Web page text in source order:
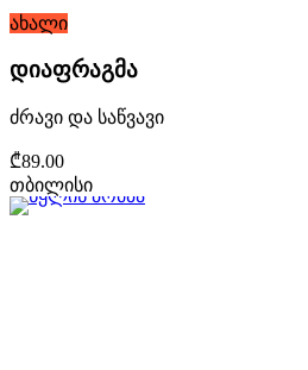
ახალი
დიაფრაგმა
ძრავი და საწვავი
₾89.00
თბილისი